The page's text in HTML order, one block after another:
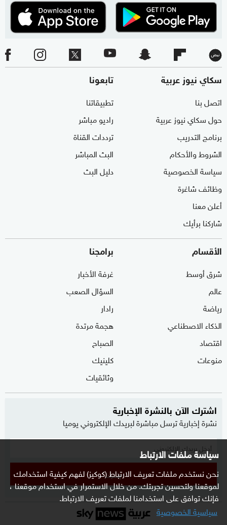
سياسة ملفات الارتباط
نحن نستخدم ملفات تعريف الارتباط (كوكيز) لفهم كيفية استخدامك
لموقعنا ولتحسين تجربتك. من خلال الاستمرار في استخدام موقعنا ،
فإنك توافق على استخدامنا لملفات تعريف الارتباط.
سياسية الخصوصية
سكاي نيوز عربية
اتصل بنا
حول سكاي نيوز عربية
برنامج التدريب
الشروط والأحكام
سياسة الخصوصية
وظائف شاغرة
أعلن معنا
شاركنا برأيك
تابعونا
تطبيقاتنا
راديو مباشر
ترددات القناة
البث المباشر
دليل البث
الأقسام
شرق أوسط
عالم
رياضة
الذكاء الاصطناعي
اقتصاد
منوعات
برامجنا
غرفة الأخبار
السؤال الصعب
رادار
هجمة مرتدة
الصباح
كلينيك
وثائقيات
اشترك الآن بالنشرة الإخبارية
نشرة إخبارية ترسل مباشرة لبريدك الإلكتروني يوميا
إشترك